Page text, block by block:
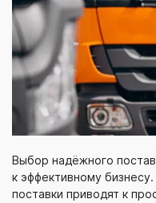
Выбор надёжного
к эффективному
поставки приводят к